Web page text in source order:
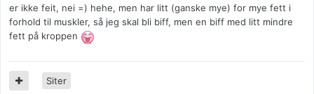
er ikke feit, nei =) hehe, men har litt (ganske mye) for mye fett i
forhold til muskler, så jeg skal bli biff, men en biff med litt mindre
fett på kroppen
Siter